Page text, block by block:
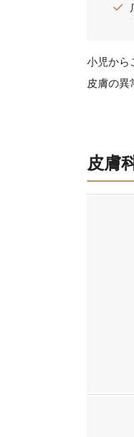
小児から
皮膚の異
皮膚